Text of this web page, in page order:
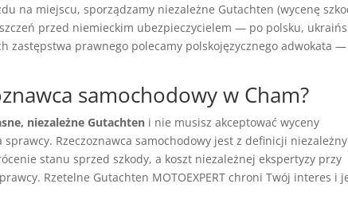
na miejscu, sporządzamy niezależne Gutachten (wycenę
przed niemieckim ubezpieczycielem — po polsku,
zastępstwa prawnego polecamy polskojęzycznego adwokata —
samochodowy w Cham?
niezależne Gutachten i nie musisz akceptować wyceny
Rzeczoznawca samochodowy jest z definicji
stanu sprzed szkody, a koszt niezależnej ekspertyzy przy
Rzetelne Gutachten MOTOEXPERT chroni Twój interes i